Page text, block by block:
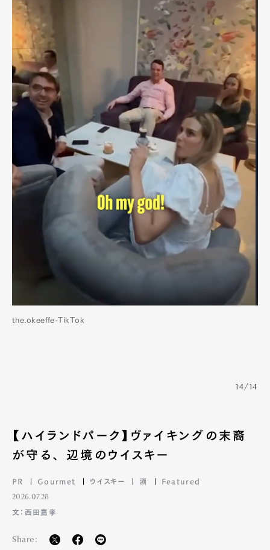
the.okeeffe-TikTok
14/14
【ハイランドパーク】ヴァイキングの末裔
が守る、 辺境のウイスキー
PR Gourmet ウイスキー 酒 Featured
2026.07.28
文：西田嘉孝
Share: